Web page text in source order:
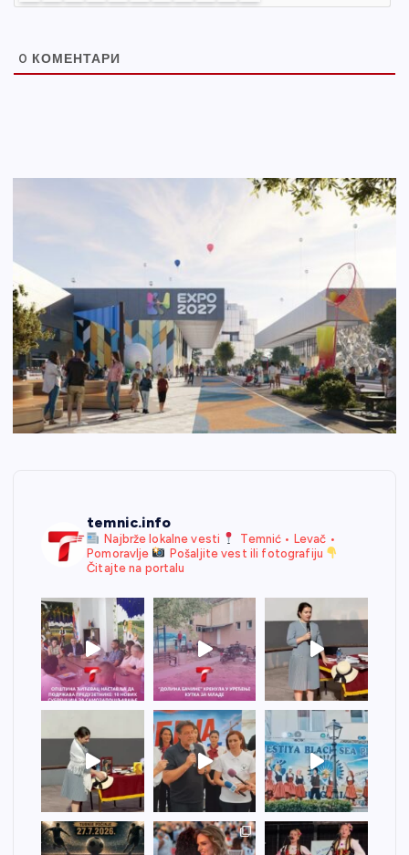
0 КОМЕНТАРИ
temnic.info
Najbrže lokalne vesti
Temnić • Levač •
Pomoravlje
Pošaljite vest ili fotografiju
Čitajte na portalu